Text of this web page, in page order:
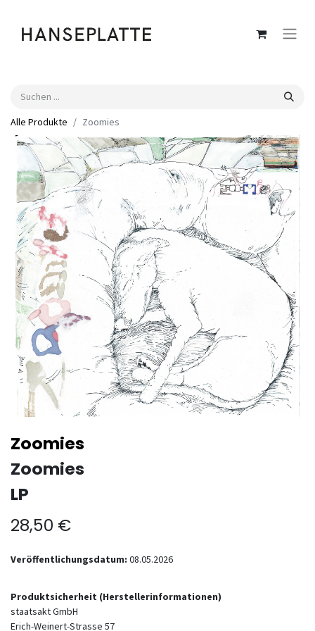
Alle Produkte Zoomies
Zoomies
Zoomies
LP
28,50 €
Veröffentlichungsdatum: 08.05.2026
Produktsicherheit (Herstellerinformationen)
staatsakt GmbH
Erich-Weinert-Strasse 57